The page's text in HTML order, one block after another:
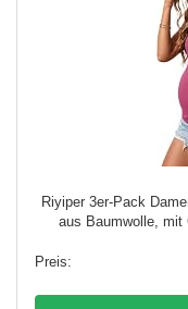
Riyiper 3er-Pack
aus Baumwolle, mit